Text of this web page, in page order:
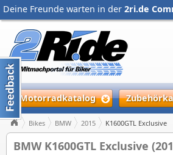
Deine Freunde warten in der 2ri.de
Motorradkatalog
Bikes BMW 2015 K1600GTL Exclusive
BMW K1600GTL Exclusive